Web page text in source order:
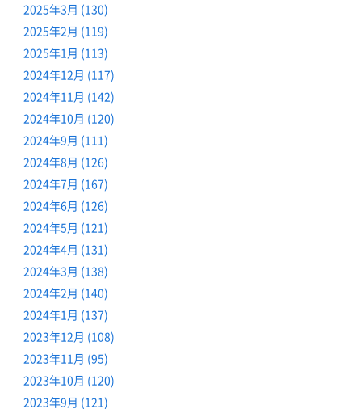
2025年3月 (130)
2025年2月 (119)
2025年1月 (113)
2024年12月 (117)
2024年11月 (142)
2024年10月 (120)
2024年9月 (111)
2024年8月 (126)
2024年7月 (167)
2024年6月 (126)
2024年5月 (121)
2024年4月 (131)
2024年3月 (138)
2024年2月 (140)
2024年1月 (137)
2023年12月 (108)
2023年11月 (95)
2023年10月 (120)
2023年9月 (121)